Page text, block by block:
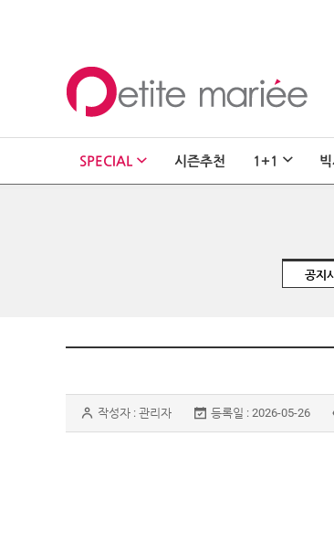
SPECIAL 시즌추천 1+1
공지
작성자 : 관리자 등록일 : 2026-05-26
FAQ